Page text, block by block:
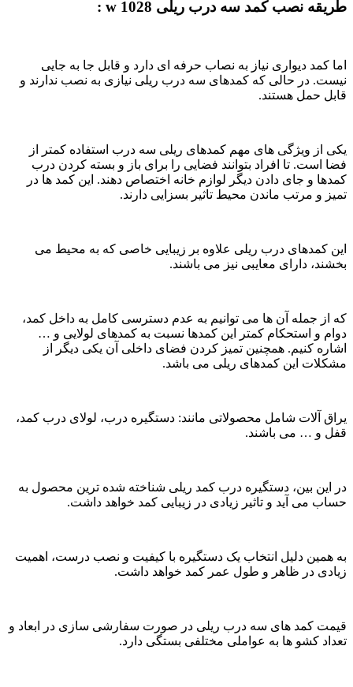
طریقه نصب کمد سه درب ریلی
اما کمد دیواری نیاز به نصاب حرفه ای دارد و قابل جا به جایی
نیست. در حالی که کمدهای سه درب ریلی نیازی به نصب ندارند و
قابل حمل هستند.
یکی از ویژگی های مهم کمدهای ریلی سه درب استفاده کمتر از
فضا است. تا افراد بتوانند فضایی را برای باز و بسته کردن درب‌
کمدها و جای دادن دیگر لوازم خانه اختصاص دهند. این کمد ها در
تمیز و مرتب ماندن محیط تاثیر بسزایی دارند.
این کمدهای درب ریلی علاوه بر زیبایی خاصی که به محیط می
بخشند، دارای معایبی نیز می باشند.
که از جمله آن ها می توانیم به عدم دسترسی کامل به داخل کمد،
دوام و استحکام کمتر این کمدها نسبت به کمدهای لولایی و …
اشاره کنیم. همچنین تمیز کردن فضای داخلی آن یکی دیگر از
مشکلات این کمدهای ریلی می باشد.
یراق آلات شامل محصولاتی مانند: دستگیره درب، لولای درب کمد،
قفل و … می باشند.
در این بین، دستگیره درب کمد ریلی شناخته شده‌ ترین محصول به
حساب می آید و تاثیر زیادی در زیبایی کمد خواهد داشت.
به همین دلیل انتخاب یک دستگیره با کیفیت و نصب درست، اهمیت
زیادی در ظاهر و طول عمر کمد خواهد داشت.
قیمت کمد های سه درب ریلی در صورت سفارشی سازی در ابعاد و
تعداد کشو ها به عواملی مختلفی بستگی دارد.